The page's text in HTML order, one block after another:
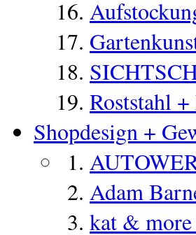
Roststahl
Shopdesign +
Adam
kat &